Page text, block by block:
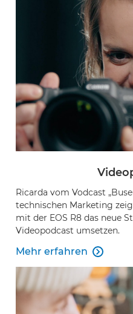
Ricarda vom Vodcast
technischen Marketing
mit der EOS R8 das neue
Videopodcast umsetzen.
Mehr erfahren 